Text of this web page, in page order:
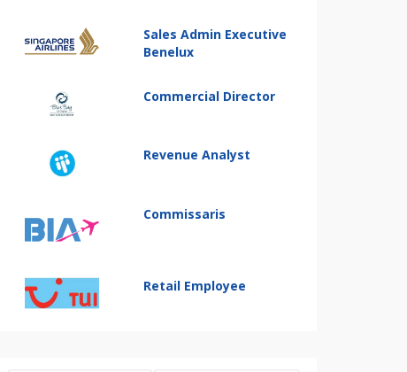
Sales Admin Executive
Benelux
Commercial Director
Revenue Analyst
Commissaris
Retail Employee